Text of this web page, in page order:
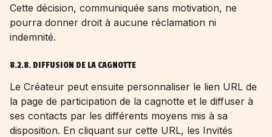
Cette décision, communiquée sans motivation, ne
pourra donner droit à aucune réclamation ni
indemnité.
8.2.8. DIFFUSION DE LA CAGNOTTE
Le Créateur peut ensuite personnaliser le lien URL de
la page de participation de la cagnotte et le diffuser à
ses contacts par les différents moyens mis à sa
disposition. En cliquant sur cette URL, les Invités